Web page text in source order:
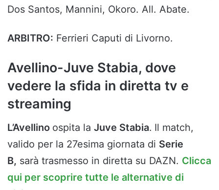
Dos Santos, Mannini, Okoro. All. Abate.
ARBITRO: Ferrieri Caputi di Livorno.
Avellino-Juve Stabia, dove
vedere la sfida in diretta tv e
streaming
L’Avellino ospita la Juve Stabia. Il match,
valido per la 27esima giornata di Serie
B, sarà trasmesso in diretta su DAZN. Clicca
qui per scoprire tutte le alternative di